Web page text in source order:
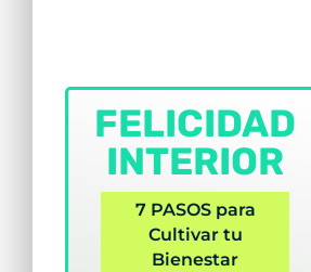
FELICIDAD
INTERIOR
7 PASOS para
Cultivar tu
Bienestar